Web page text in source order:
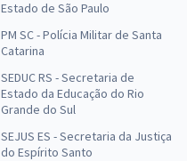
Estado de São Paulo
PM SC - Polícia Militar de Santa
Catarina
SEDUC RS - Secretaria de
Estado da Educação do Rio
Grande do Sul
SEJUS ES - Secretaria da Justiça
do Espírito Santo